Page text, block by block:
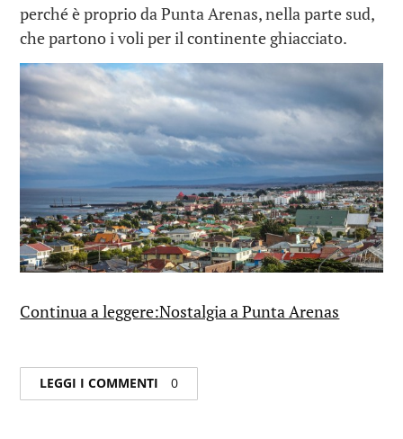
perché è proprio da Punta Arenas, nella parte sud,
che partono i voli per il continente ghiacciato.
Continua a leggere:Nostalgia a Punta Arenas
LEGGI I COMMENTI 0